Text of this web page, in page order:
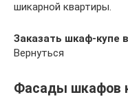
шикарной квартиры.
Заказать шкаф-купе
Вернуться
Фасады шкафов